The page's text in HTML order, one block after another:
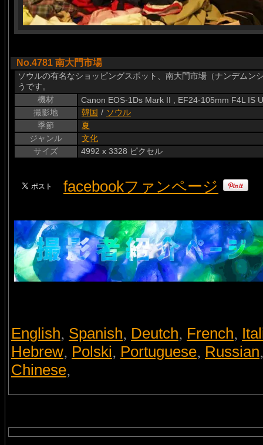
No.4781 南大門市場
ソウルの有名なショッピングスポット、南大門市場（ナンデムン
うです。
機材
Canon EOS-1Ds Mark II , EF24-105mm F4L IS
撮影地
韓国 / ソウル
季節
夏
ジャンル
文化
サイズ
4992 x 3328 ピクセル
facebookファンページ
English, Spanish, Deutch, French,
Hebrew, Polski, Portuguese, Russian
Chinese,